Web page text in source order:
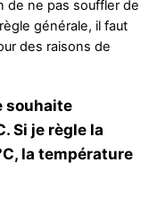
de ne pas souffler de
générale, il faut
des raisons de
souhaite
Si je règle la
la température